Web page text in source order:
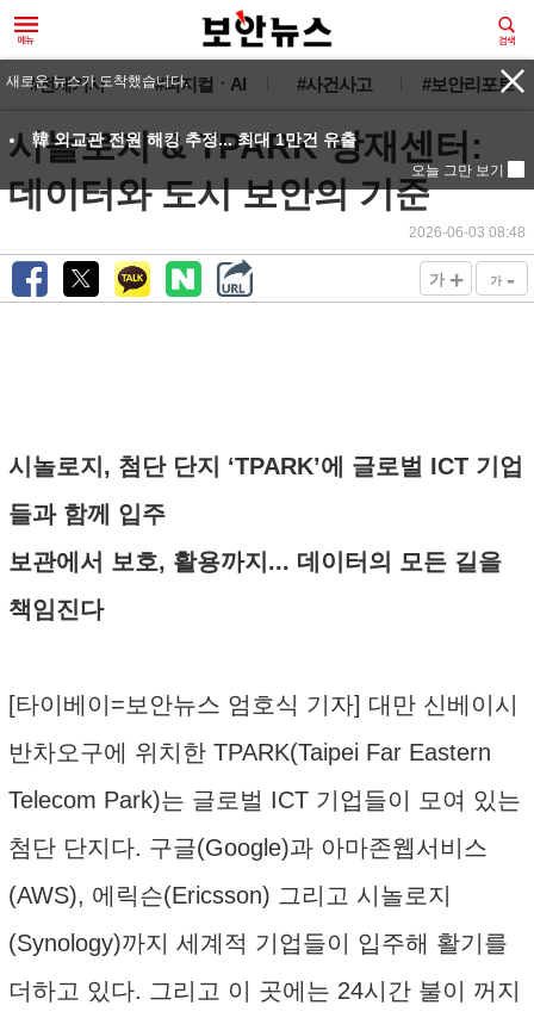
#전체기사 #피지컬ㆍAI #사건사고 #보안리포트
시놀로지 & TPARK 방재센터:
데이터와 도시 보안의 기준
2026-06-03 08:48
가 + 가 -
시놀로지, 첨단 단지 ‘TPARK’에 글로벌 ICT 기업
들과 함께 입주
보관에서 보호, 활용까지... 데이터의 모든 길을
책임진다
[타이베이=보안뉴스 엄호식 기자] 대만 신베이시
반차오구에 위치한 TPARK(Taipei Far Eastern
Telecom Park)는 글로벌 ICT 기업들이 모여 있는
첨단 단지다. 구글(Google)과 아마존웹서비스
(AWS), 에릭슨(Ericsson) 그리고 시놀로지
(Synology)까지 세계적 기업들이 입주해 활기를
더하고 있다. 그리고 이 곳에는 24시간 불이 꺼지
새로운 뉴스가 도착했습니다.
韓 외교관 전원 해킹 추정... 최대 1만건 유출
오늘 그만 보기